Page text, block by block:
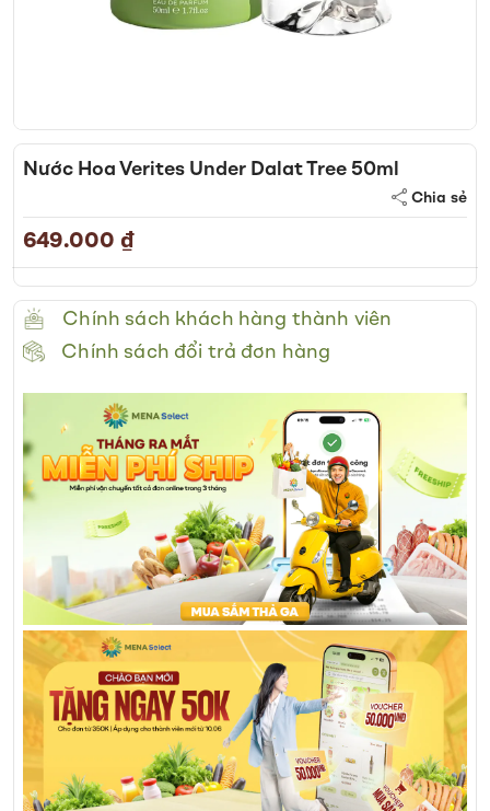
Skip
to
of
the
images
gallery
Nước Hoa Verites Under Dalat Tree 50ml
Chia sẻ
649.000 ₫
Chính sách khách hàng thành viên
Chính sách đổi trả đơn hàng